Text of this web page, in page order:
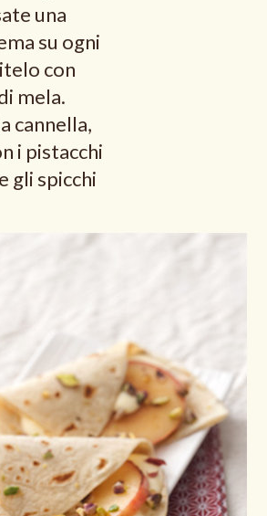
una
su ogni
con
mela.
cannella,
i pistacchi
gli spicchi